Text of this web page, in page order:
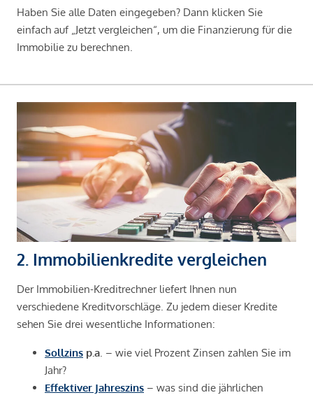
Haben Sie alle Daten eingegeben? Dann klicken Sie
einfach auf „Jetzt vergleichen“, um die Finanzierung für die
Immobilie zu berechnen.
2. Immobilienkredite vergleichen
Der Immobilien-Kreditrechner liefert Ihnen nun
verschiedene Kreditvorschläge. Zu jedem dieser Kredite
sehen Sie drei wesentliche Informationen:
Sollzins p.a . – wie viel Prozent Zinsen zahlen Sie im
Jahr?
Effektiver Jahreszins – was sind die jährlichen